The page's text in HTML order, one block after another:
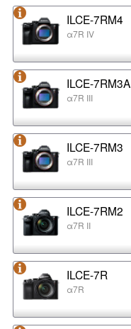
ILCE-7RM4
α7R IV
ILCE-7RM3A
α7R III
ILCE-7RM3
α7R III
ILCE-7RM2
α7R II
ILCE-7R
α7R